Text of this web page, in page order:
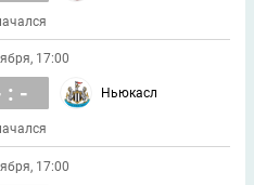
17:00
: - Ньюкасл
17:00